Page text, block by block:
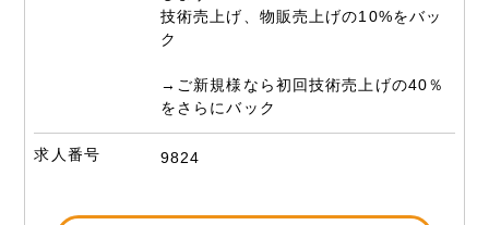
技術売上げ、物販売上げの10%をバッ
ク
→ご新規様なら初回技術売上げの40％
をさらにバック
求人番号 9824